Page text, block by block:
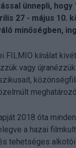
ünnepli, hogy
27 - május 10.
minőségben,
FILMIO kínálat
vagy
2018 óta
a hazai
tehetséges